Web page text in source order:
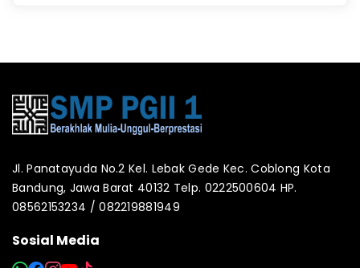
Jl. Panatayuda No.2 Kel. Lebak Gede Kec. Coblong Kota
Bandung, Jawa Barat 40132 Telp. 0222500604 HP.
08562153234 / 082219881949
Sosial Media